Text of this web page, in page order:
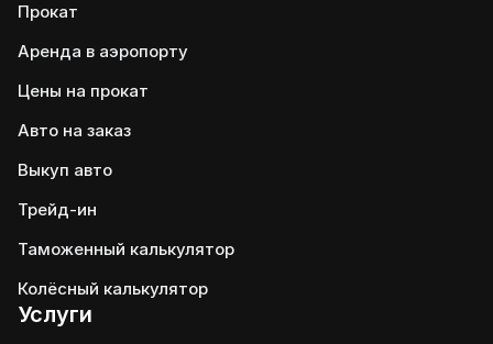
Прокат
Аренда в аэропорту
Цены на прокат
Авто на заказ
Выкуп авто
Трейд-ин
Таможенный калькулятор
Колёсный калькулятор
Услуги